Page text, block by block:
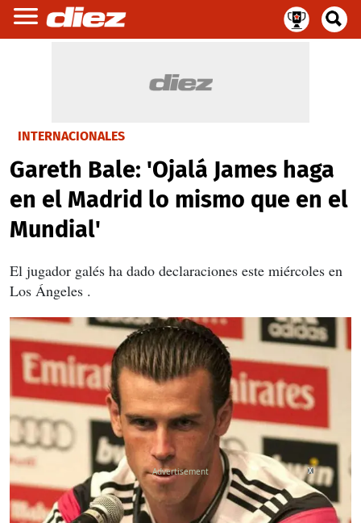
INTERNACIONALES
Gareth Bale: 'Ojalá James haga
en el Madrid lo mismo que en el
Mundial'
El jugador galés ha dado declaraciones este miércoles en
Los Ángeles .
X